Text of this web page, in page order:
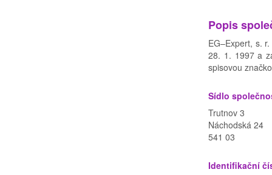
Popis
EG–Expert, s.
28. 1. 1997 a
spisovou
Sídlo
Trutnov 3
Náchodská 24
541 03
Identifikační